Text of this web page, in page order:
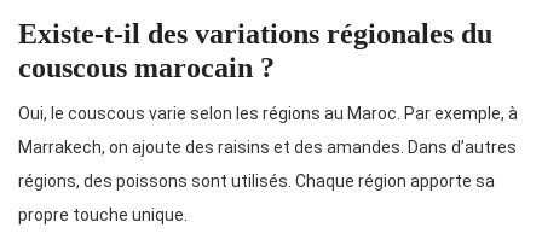
Existe-t-il des variations régionales du
couscous marocain ?
Oui, le couscous varie selon les régions au Maroc. Par exemple, à
Marrakech, on ajoute des raisins et des amandes. Dans d’autres
régions, des poissons sont utilisés. Chaque région apporte sa
propre touche unique.